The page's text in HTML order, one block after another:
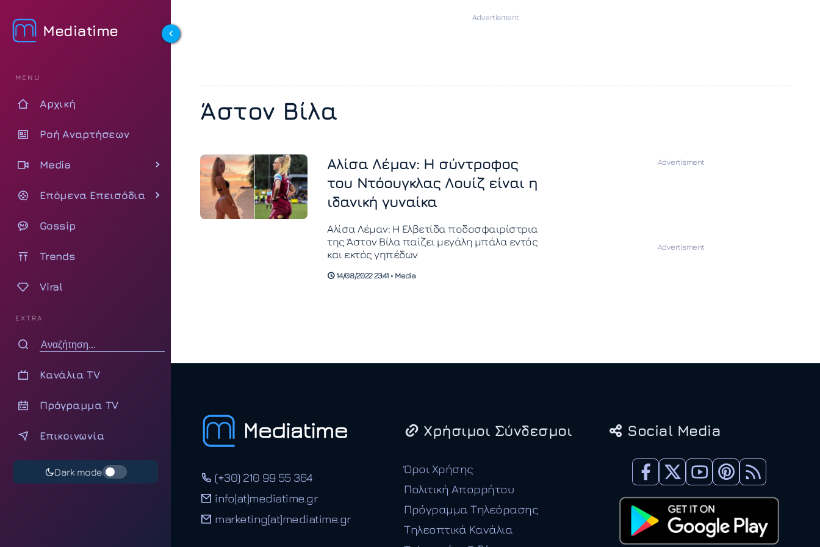
Mediatime
MENU
Αρχική
Ροή Αναρτήσεων
Media
Επόμενα Επεισόδια
Gossip
Trends
Viral
EXTRA
Κανάλια TV
Πρόγραμμα TV
Επικοινωνία
Dark mode
Άστον Βίλα
Αλίσα Λέμαν: Η σύντροφος
του Ντόουγκλας Λουίζ είναι η
ιδανική γυναίκα
Αλίσα Λέμαν: Η Ελβετίδα ποδοσφαιρίστρια
της Άστον Βίλα παίζει μεγάλη μπάλα εντός
και εκτός γηπέδων
14/08/2022 23:41 • Media
(+30) 210 99 55 364
info[at]mediatime.gr
marketing[at]mediatime.gr
Χρήσιμοι Σύνδεσμοι
Όροι Χρήσης
Πολιτική Απορρήτου
Πρόγραμμα Τηλεόρασης
Τηλεοπτικά Κανάλια
Social Media